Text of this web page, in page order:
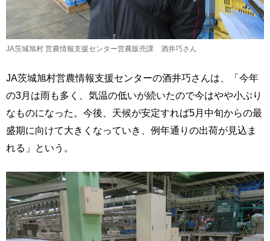
JA茨城旭村 営農情報支援センター営農販売課 酒井巧さん
JA茨城旭村営農情報支援センターの酒井巧さんは、「今年
の3月は雨も多く、気温の低いが続いたので今はやや小ぶり
なものになった。今後、天候が安定すれば5月中旬からの最
盛期に向けて大きくなっていき、例年通りの出荷が見込ま
れる」という。